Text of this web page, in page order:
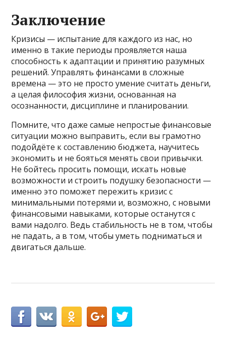
Заключение
Кризисы — испытание для каждого из нас, но
именно в такие периоды проявляется наша
способность к адаптации и принятию разумных
решений. Управлять финансами в сложные
времена — это не просто умение считать деньги,
а целая философия жизни, основанная на
осознанности, дисциплине и планировании.
Помните, что даже самые непростые финансовые
ситуации можно выправить, если вы грамотно
подойдёте к составлению бюджета, научитесь
экономить и не бояться менять свои привычки.
Не бойтесь просить помощи, искать новые
возможности и строить подушку безопасности —
именно это поможет пережить кризис с
минимальными потерями и, возможно, с новыми
финансовыми навыками, которые останутся с
вами надолго. Ведь стабильность не в том, чтобы
не падать, а в том, чтобы уметь подниматься и
двигаться дальше.